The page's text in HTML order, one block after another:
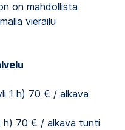
on mahdollista
vierailu
1 h) 70 € / alkava
h) 70 € / alkava tunti